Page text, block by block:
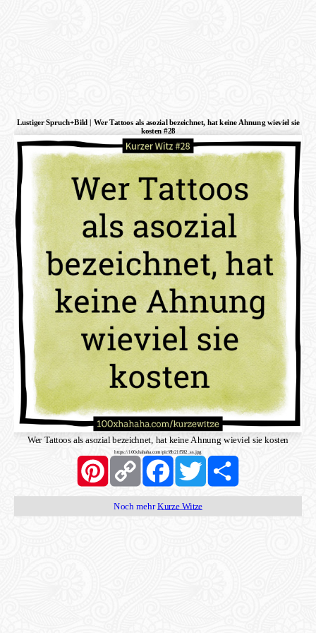
Lustiger Spruch+Bild | Wer Tattoos als asozial bezeichnet, hat keine Ahnung wieviel sie
kosten #28
Wer Tattoos als asozial bezeichnet, hat keine Ahnung wieviel sie kosten
https://100xhahaha.com/pic!8b21f582_ss.jpg
PinterestCopy
Link
FacebookTwitter Share
Noch mehrKurze Witze